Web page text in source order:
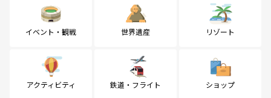
イベント・観戦 世界遺産 リゾート
アクティビティ 鉄道・フライト ショップ